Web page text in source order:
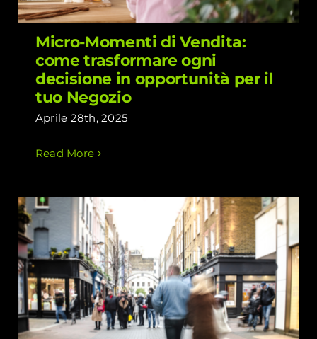
Micro-Momenti di Vendita:
come trasformare ogni
decisione in opportunità per il
tuo Negozio
Aprile 28th, 2025
Read More
Retail e Gamification: trasforma
l’esperienza di acquisto in un gioco
coinvolgente!